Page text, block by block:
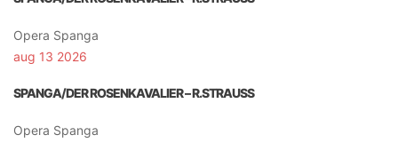
Opera Spanga
aug 13 2026
SPANGA/DER ROSENKAVALIER – R.STRAUSS
Opera Spanga